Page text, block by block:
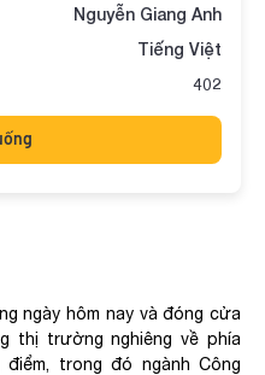
Nguyễn Giang Anh
Tiếng Việt
402
ngày hôm nay và đóng cửa
thị trường nghiêng về phía
trong đó ngành Công